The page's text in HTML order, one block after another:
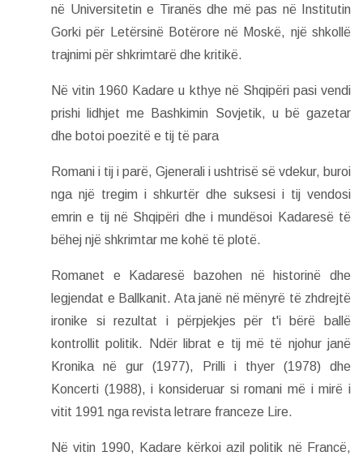
në Universitetin e Tiranës dhe më pas në Institutin
Gorki për Letërsinë Botërore në Moskë, një shkollë
trajnimi për shkrimtarë dhe kritikë.
Në vitin 1960 Kadare u kthye në Shqipëri pasi vendi
prishi lidhjet me Bashkimin Sovjetik, u bë gazetar
dhe botoi poezitë e tij të para
Romani i tij i parë, Gjenerali i ushtrisë së vdekur, buroi
nga një tregim i shkurtër dhe suksesi i tij vendosi
emrin e tij në Shqipëri dhe i mundësoi Kadaresë të
bëhej një shkrimtar me kohë të plotë.
Romanet e Kadaresë bazohen në historinë dhe
legjendat e Ballkanit. Ata janë në mënyrë të zhdrejtë
ironike si rezultat i përpjekjes për t'i bërë ballë
kontrollit politik. Ndër librat e tij më të njohur janë
Kronika në gur (1977), Prilli i thyer (1978) dhe
Koncerti (1988), i konsideruar si romani më i mirë i
vitit 1991 nga revista letrare franceze Lire.
Në vitin 1990, Kadare kërkoi azil politik në Francë,